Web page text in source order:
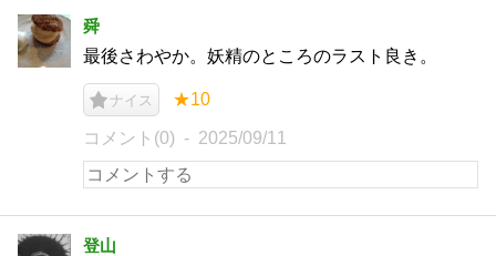
舜
最後さわやか。妖精のところのラスト良き。
ナイス ★10
コメント(0) 2025/09/11
登山